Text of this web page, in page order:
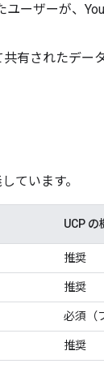
ユーザーが、
有されたデー
ています。
UCP の
推奨
推奨
必須（
推奨